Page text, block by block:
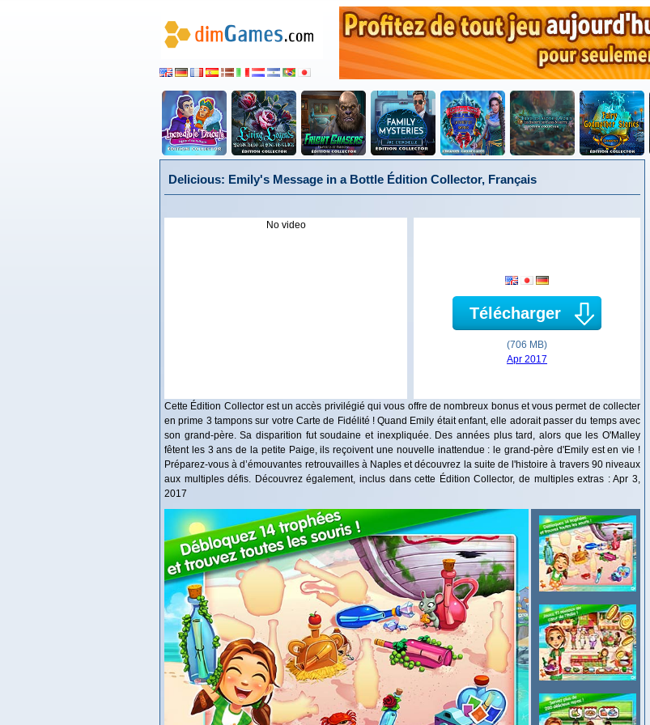
Delicious: Emily's Message in a Bottle Édition Collector, Français
No video
Télécharger
(706 MB)
Apr 2017
Cette Édition Collector est un accès privilégié qui vous offre de nombreux bonus et vous permet de collecter
en prime 3 tampons sur votre Carte de Fidélité ! Quand Emily était enfant, elle adorait passer du temps avec
son grand-père. Sa disparition fut soudaine et inexpliquée. Des années plus tard, alors que les O'Malley
fêtent les 3 ans de la petite Paige, ils reçoivent une nouvelle inattendue : le grand-père d'Emily est en vie !
Préparez-vous à d’émouvantes retrouvailles à Naples et découvrez la suite de l'histoire à travers 90 niveaux
aux multiples défis. Découvrez également, inclus dans cette Édition Collector, de multiples extras : Apr 3,
2017